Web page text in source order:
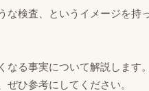
な検査、というイメージを持
なる事実について解説します
ひ参考にしてください。